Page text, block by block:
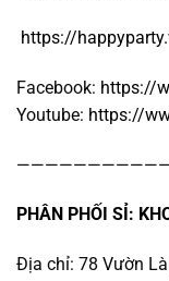
https://
Facebook: https://
Youtube: https://
PHÂN PHỐI SỈ:
Địa chỉ: 78 Vườn